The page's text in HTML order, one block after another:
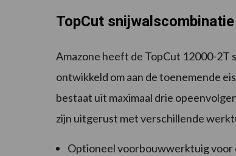
TopCut
Amazone heeft de TopCut 12000-
ontwikkeld om aan de toenemende
bestaat uit maximaal drie
zijn uitgerust met verschillende
Optioneel voorbouwwerktuig voor